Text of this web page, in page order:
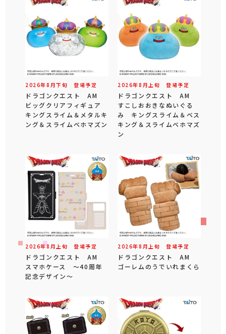
2026年8 月下旬 登場予定
ドラゴンクエスト AM
ビッグクリアフィギュア
キングスライム＆メタルキ
ング＆スライムベホマズン
2026年8 月 上旬 登場予定
ドラゴンクエスト AM
すこしおおきなぬいぐる
み キングスライム＆ベス
キング＆スライムベホマズ
ン
2026年8 月 上旬 登場予定
ドラゴンクエスト AM
スマホケース ～40周年
記念デザイン～
2026年8 月 上旬 登場予定
ドラゴンクエスト AM
ゴーレムのうでいれまくら